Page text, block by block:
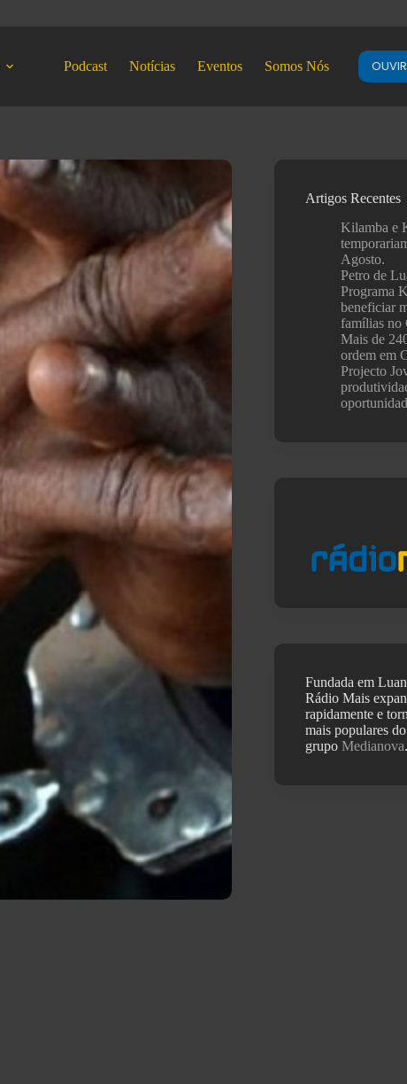
Podcast Notícias Eventos Somos Nós OUVIR
Artigos Recentes
Kilamba e
Agosto.
Petro de
Programa
beneficiar
famílias no
Mais de
ordem em
Projecto
Fundada em
Rádio Mais
rapidamente e
mais populares
grupoMedianova.